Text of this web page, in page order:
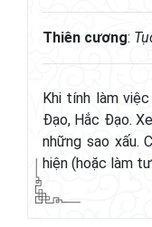
Thiên cương:
Khi tính làm
Đạo, Hắc Đạo.
những sao xấu.
hiện (hoặc làm